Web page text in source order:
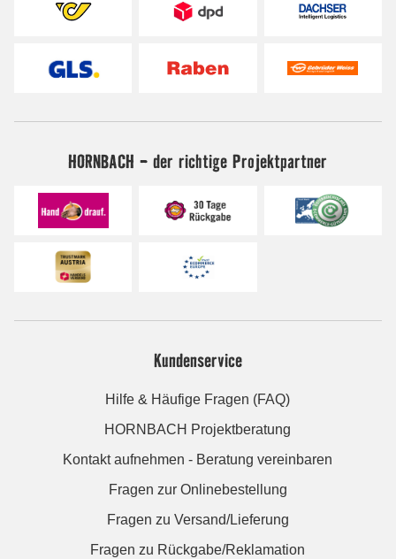
HORNBACH - der richtige Projektpartner
Kundenservice
Hilfe & Häufige Fragen (FAQ)
HORNBACH Projektberatung
Kontakt aufnehmen - Beratung vereinbaren
Fragen zur Onlinebestellung
Fragen zu Versand/Lieferung
Fragen zu Rückgabe/Reklamation